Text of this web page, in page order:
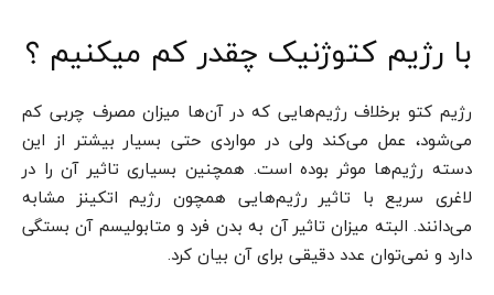
با رژیم کتوژنیک چقدر کم میکنیم ؟
رژیم کتو برخلاف رژیم‌هایی که در آن‌ها میزان مصرف چربی کم
می‌شود، عمل می‌کند ولی در مواردی حتی بسیار بیشتر از این
دسته رژیم‌ها موثر بوده است. همچنین بسیاری تاثیر آن را در
لاغری سریع با تاثیر رژیم‌هایی همچون رژیم اتکینز مشابه
می‌دانند. البته میزان تاثیر آن به بدن فرد و متابولیسم آن بستگی
دارد و نمی‌توان عدد دقیقی برای آن بیان کرد.